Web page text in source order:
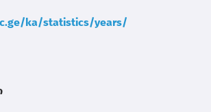
ka/statistics/years/